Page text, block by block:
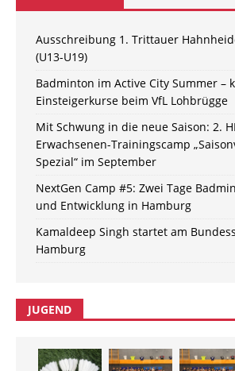
Ausschreibung 1. Trittauer
(U13-U19)
Badminton im Active City Summer –
Einsteigerkurse beim VfL Lohbrügge
Mit Schwung in die neue Saison: 2.
Erwachsenen-Trainingscamp
Spezial“ im September
NextGen Camp #5: Zwei Tage
und Entwicklung in Hamburg
Kamaldeep Singh startet am
Hamburg
JUGEND